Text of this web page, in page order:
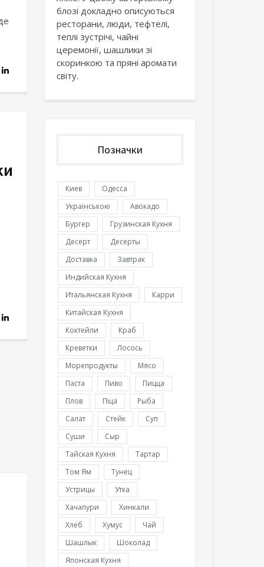
блозі докладно описуються
ресторани, люди, тефтелі,
теплі зустрічі, чайні
церемонії, шашлики зі
скоринкою та пряні аромати
світу.
Позначки
Киев
Одесса
Українською
Авокадо
Бургер
Грузинская Кухня
Десерт
Десерты
Доставка
Завтрак
Индийская Кухня
Итальянская Кухня
Карри
Китайская Кухня
Коктейли
Краб
Креветки
Лосось
Морепродукты
Мясо
Паста
Пиво
Пицца
Плов
Піца
Рыба
Салат
Стейк
Суп
Суши
Сыр
Тайская Кухня
Тартар
Том Ям
Тунец
Устрицы
Утка
Хачапури
Хинкали
Хлеб
Хумус
Чай
Шашлык
Шоколад
Японская Кухня